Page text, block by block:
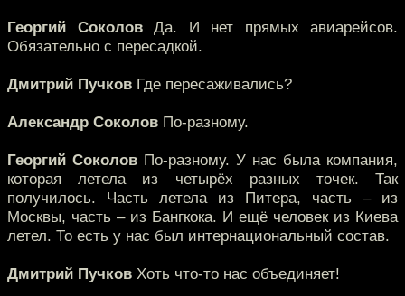
Георгий СоколовДа. И нет прямых авиарейсов.
Обязательно с пересадкой.
Дмитрий Пучков Где пересаживались?
Александр Соколов По-разному.
Георгий Соколов По-разному. У нас была компания,
которая летела из четырёх разных точек. Так
получилось. Часть летела из Питера, часть – из
Москвы, часть – из Бангкока. И ещё человек из Киева
летел. То есть у нас был интернациональный состав.
Дмитрий Пучков Хоть что-то нас объединяет!